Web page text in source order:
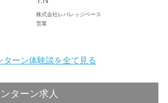
株式会社レバレッジベース
営業
ターン体験談を全て見る
ターン求人